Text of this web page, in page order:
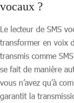
vocaux ?
Le lecteur de SMS
transformer en voix
transmis comme
se fait de manière
vous n’avez qu’à
garantit la